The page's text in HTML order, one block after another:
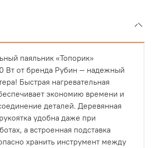
паяльник «Топорик»
Вт от бренда Рубин — надежный
Быстрая нагревательная
экономию времени и
деталей. Деревянная
удобна даже при
а встроенная подставка
хранить инструмент между